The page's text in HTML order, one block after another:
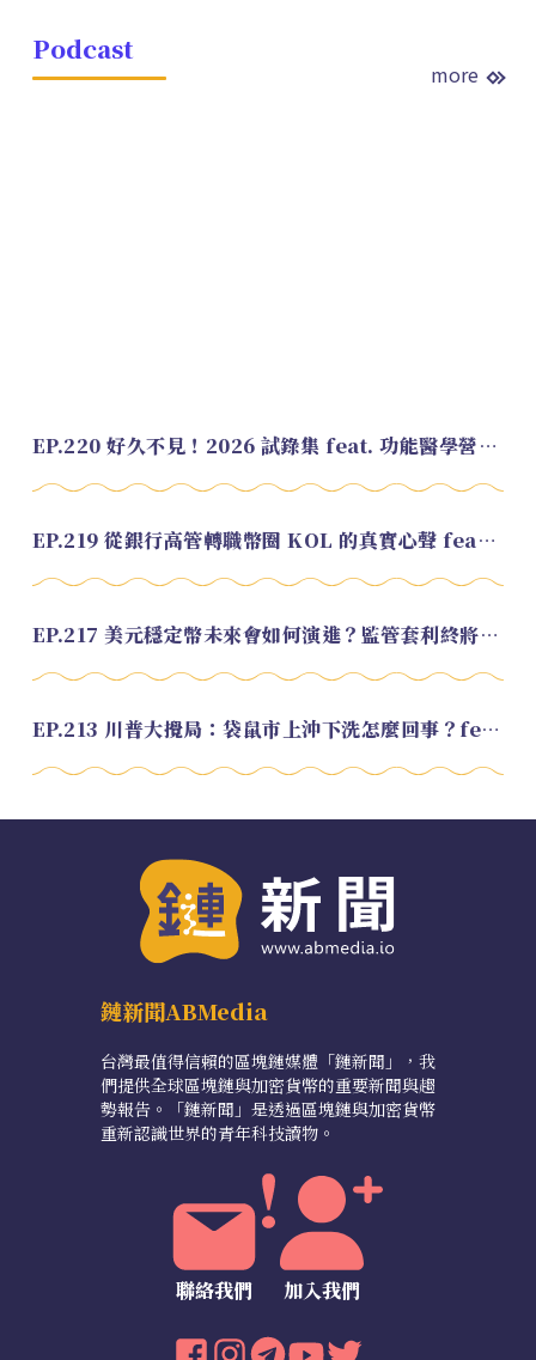
Podcast
more
EP.220 好久不見！2026 試錄集 feat. 功能醫學營養師 美寶
EP.219 從銀行高管轉職幣圈 KOL 的真實心聲 feat.龜大
EP.217 美元穩定幣未來會如何演進？監管套利終將收斂？feat. 研究員 余哲安
EP.213 川普大攪局：袋鼠市上沖下洗怎麼回事？feat. Alvin
鏈新聞ABMedia
台灣最值得信賴的區塊鏈媒體「鏈新聞」，我
們提供全球區塊鏈與加密貨幣的重要新聞與趨
勢報告。「鏈新聞」是透過區塊鏈與加密貨幣
重新認識世界的青年科技讀物。
聯絡我們 加入我們